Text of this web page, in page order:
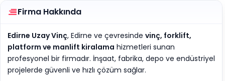
Firma Hakkında
Edirne Uzay Vinç, Edirne ve çevresinde vinç, forklift,
platform ve manlift kiralama hizmetleri sunan
profesyonel bir firmadır. İnşaat, fabrika, depo ve endüstriyel
projelerde güvenli ve hızlı çözüm sağlar.